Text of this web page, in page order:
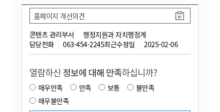
콘텐츠 관리부서
행정지원과 자치행정계
담당전화
063-454-2245최근수정일 2025-02-06
홈페이지 개선의견
열람하신 정보에 대해 만족하십니까?
매우만족 만족 보통
불만족
매우불만족